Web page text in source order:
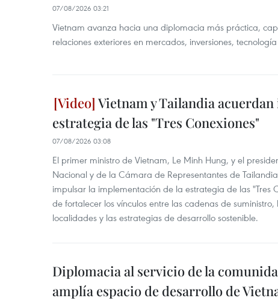
07/08/2026 03:21
Vietnam avanza hacia una diplomacia más práctica,
relaciones exteriores en mercados, inversiones,
Vietnam y Tailandia
estrategia de las "Tres Conexiones"
07/08/2026 03:08
El primer ministro de Vietnam, Le Minh Hung, y el
Nacional y de la Cámara de Representantes de
impulsar la implementación de la estrategia de las "Tres
de fortalecer los vínculos entre las cadenas de
localidades y las estrategias de desarrollo sostenible.
Diplomacia al servicio de la
amplía espacio de desarrollo de